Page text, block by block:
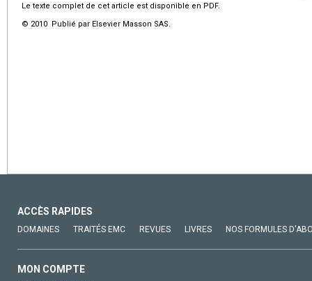
Le texte complet de cet article est disponible en PDF.
© 2010 Publié par Elsevier Masson SAS.
ACCÈS RAPIDES
DOMAINES TRAITÉS EMC REVUES LIVRES NOS FORMULES
MON COMPTE